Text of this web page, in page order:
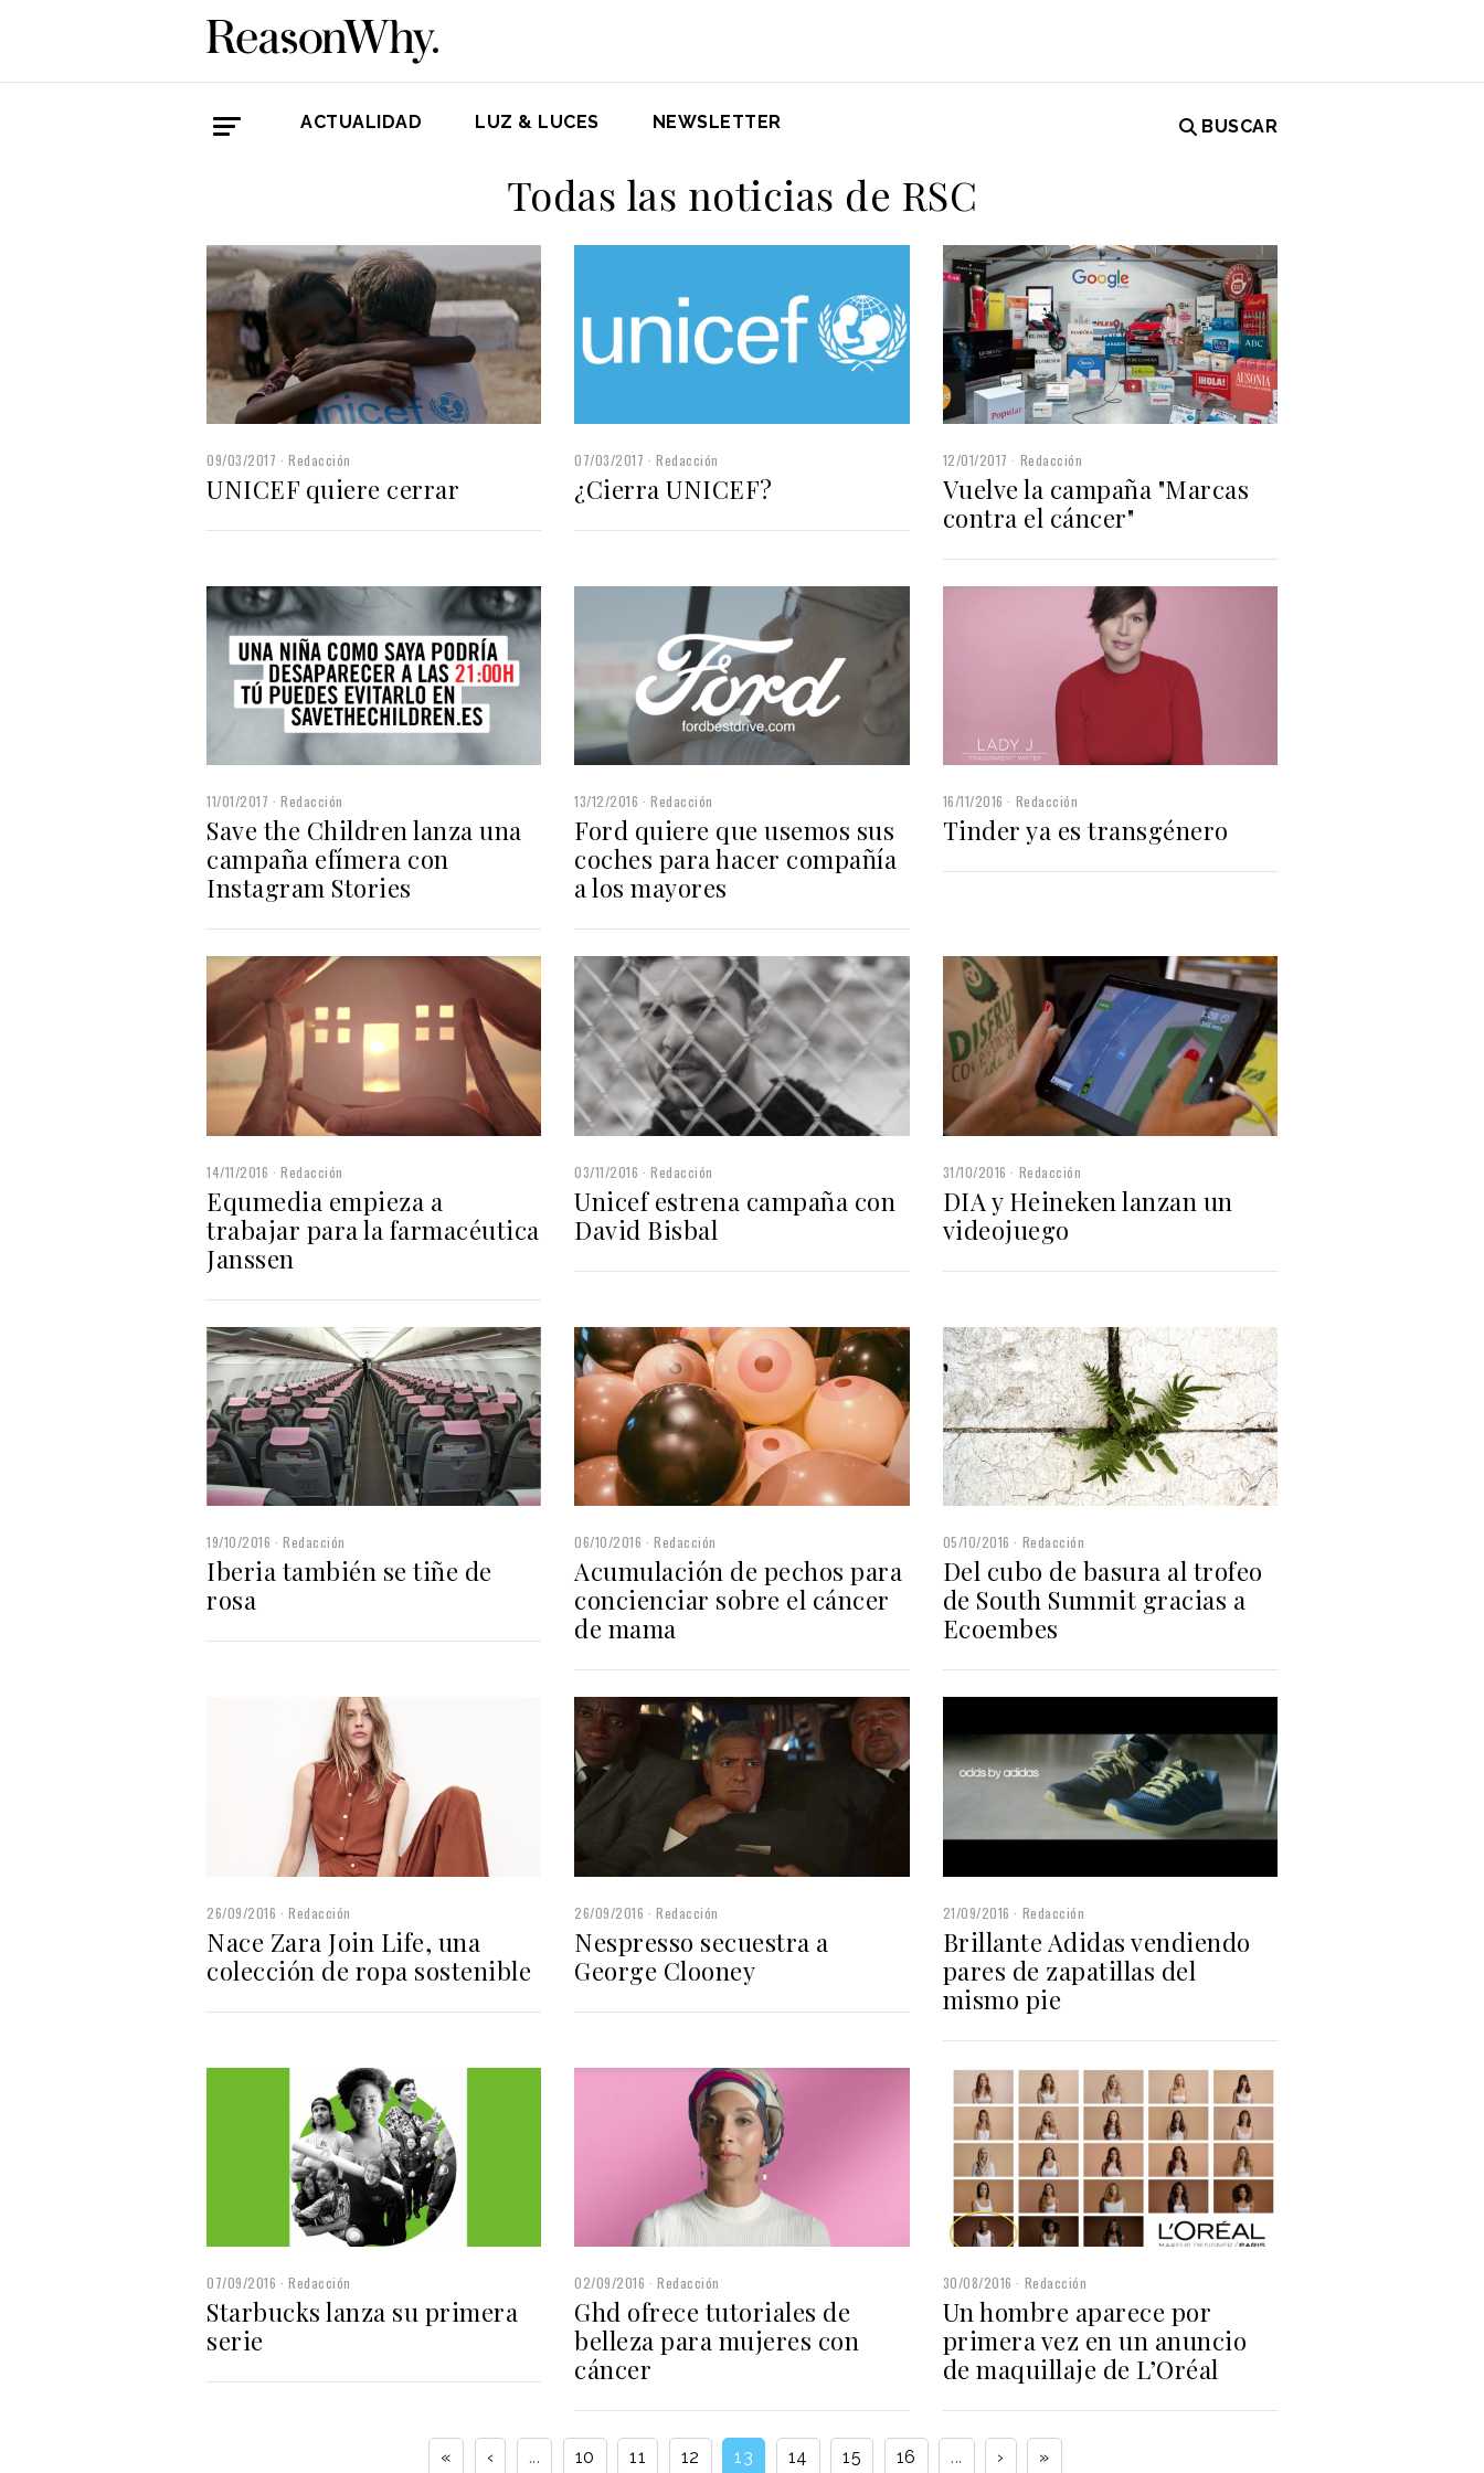
ACTUALIDAD LUZ & LUCES NEWSLETTER BUSCAR
Todas las noticias de RSC
09/03/2017 Redacción
UNICEF quiere cerrar
07/03/2017 Redacción
¿Cierra UNICEF?
12/01/2017 Redacción
Vuelve la campaña "Marcas
contra el cáncer"
11/01/2017 Redacción
Save the Children lanza una
campaña efímera con
Instagram Stories
13/12/2016 Redacción
Ford quiere que usemos sus
coches para hacer compañía
a los mayores
16/11/2016 Redacción
Tinder ya es transgénero
14/11/2016 Redacción
Equmedia empieza a
trabajar para la farmacéutica
Janssen
03/11/2016 Redacción
Unicef estrena campaña con
David Bisbal
31/10/2016 Redacción
DIA y Heineken lanzan un
videojuego
19/10/2016 Redacción
Iberia también se tiñe de
rosa
06/10/2016 Redacción
Acumulación de pechos para
concienciar sobre el cáncer
de mama
05/10/2016 Redacción
Del cubo de basura al trofeo
de South Summit gracias a
Ecoembes
26/09/2016 Redacción
Nace Zara Join Life, una
colección de ropa sostenible
26/09/2016 Redacción
Nespresso secuestra a
George Clooney
21/09/2016 Redacción
Brillante Adidas vendiendo
pares de zapatillas del
mismo pie
07/09/2016 Redacción
Starbucks lanza su primera
serie
02/09/2016 Redacción
Ghd ofrece tutoriales de
belleza para mujeres con
cáncer
30/08/2016 Redacción
Un hombre aparece por
primera vez en un anuncio
de maquillaje de L’Oréal
« ‹ ... 10 11 12 13 14 15 16 ... › »